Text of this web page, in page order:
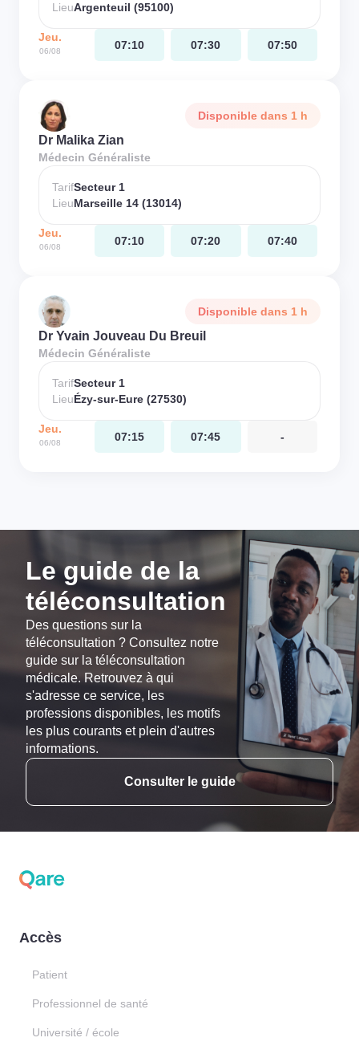
LieuArgenteuil (95100)
Jeu.
06/08 07:10 07:30 07:50
Disponible dans 1 h
Dr Malika Zian
Médecin Généraliste
TarifSecteur 1
LieuMarseille 14 (13014)
Jeu.
06/08 07:10 07:20 07:40
Disponible dans 1 h
Dr Yvain Jouveau Du Breuil
Médecin Généraliste
TarifSecteur 1
LieuÉzy-sur-Eure (27530)
Jeu.
06/08 07:15 07:45 -
Le guide de la
téléconsultation
Des questions sur la
téléconsultation ? Consultez notre
guide sur la téléconsultation
médicale. Retrouvez à qui
s'adresse ce service, les
professions disponibles, les motifs
les plus courants et plein d'autres
informations.
Consulter le guide
Accès
Patient
Professionnel de santé
Université / école